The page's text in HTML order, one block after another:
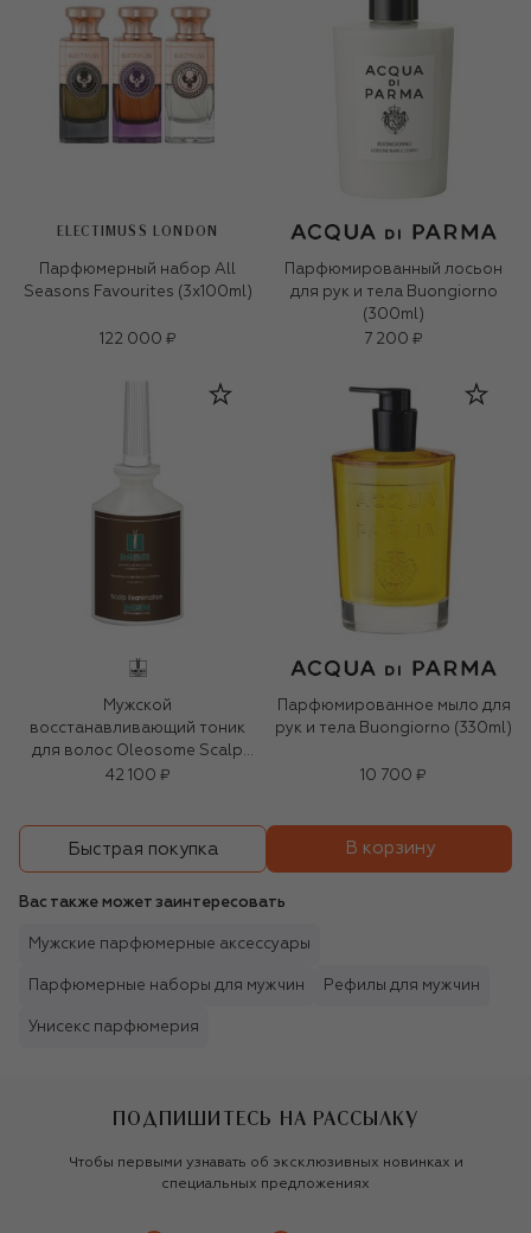
ELECTIMUSS LONDON
Парфюмерный набор All
Seasons Favourites (3x100ml)
122 000 ₽
Парфюмированный лосьон
для рук и тела Buongiorno
(300ml)
7 200 ₽
Мужской
восстанавливающий тоник
для волос Oleosome Scalp
Reanimation (100ml)
42 100 ₽
Парфюмированное мыло для
рук и тела Buongiorno (330ml)
10 700 ₽
Быстрая покупка В корзину
Вас также может заинтересовать
Мужские парфюмерные аксессуары
Парфюмерные наборы для мужчин Рефилы для мужчин
Унисекс парфюмерия
ПОДПИШИТЕСЬ НА РАССЫЛКУ
Чтобы первыми узнавать об эксклюзивных новинках и
специальных предложениях